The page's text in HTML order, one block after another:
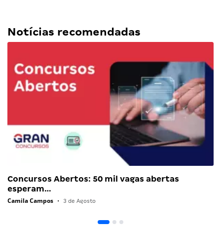
Notícias recomendadas
Concursos Abertos: 50 mil vagas abertas
esperam…
Camila Campos • 3 de Agosto